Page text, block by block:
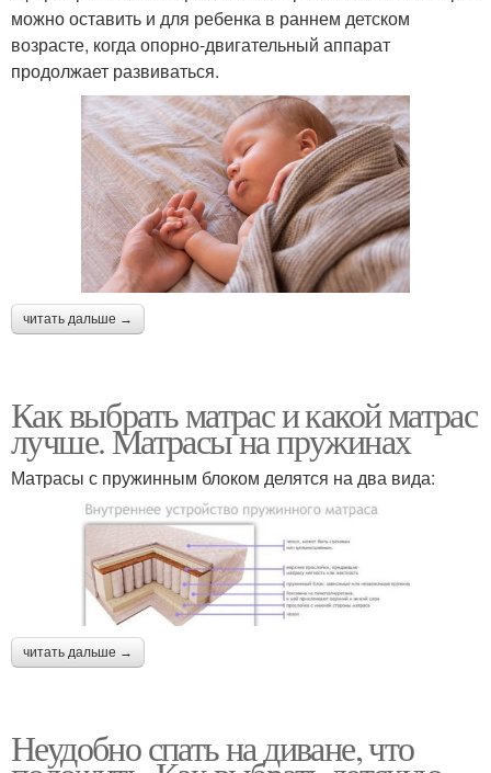
можно оставить и для ребенка в раннем детском
возрасте, когда опорно-двигательный аппарат
продолжает развиваться.
читать дальше →
Как выбрать матрас и какой матрас
лучше. Матрасы на пружинах
Матрасы с пружинным блоком делятся на два вида:
читать дальше →
Неудобно спать на диване, что